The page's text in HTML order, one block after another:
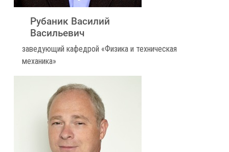
Рубаник Василий
Васильевич
заведующий кафедрой «Физика и техническая
механика»